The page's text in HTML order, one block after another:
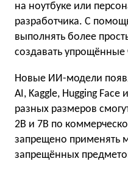
на ноутбуке или
разработчика. С
выполнять более
создавать упрощённые
Новые ИИ-модели
AI, Kaggle, Hugging
разных размеров
2B и 7B по
запрещено применять
запрещённых